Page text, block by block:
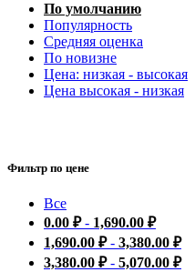
По умолчанию
Популярность
Средняя оценка
По новизне
Цена: низкая - высокая
Цена высокая - низкая
Фильтр по цене
Все
0.00 ₽- 1,690.00 ₽
1,690.00 ₽- 3,380.00 ₽
3,380.00 ₽- 5,070.00 ₽